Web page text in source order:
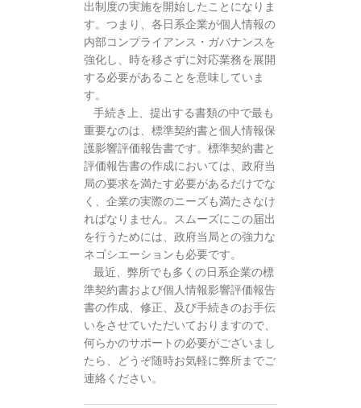
出制度の実施を開始したことになりま
す。つまり、各日系企業が個人情報の
内部コンプライアンス・ガバナンスを
強化し、時を移さずに対応業務を展開
する必要があることを意味していま
す。
手続き上、提出する書類の中で最も
重要なのは、標準契約書と個人情報保
護影響評価報告書です。標準契約書と
評価報告書の作成においては、政府当
局の要求を満たす必要があるだけでな
く、企業の実際のニーズも満たさなけ
ればなりません。スムーズにこの届出
を行うためには、政府当局との強力な
ネゴシエーションも必要です。
最近、弊所でも多くの日系企業の標
準契約書および個人情報影響評価報告
書の作成、修正、及び手続きのお手伝
いをさせていただいておりますので、
何らかのサポートの必要がございまし
たら、どうぞ随時お気軽に弊所までご
連絡ください。